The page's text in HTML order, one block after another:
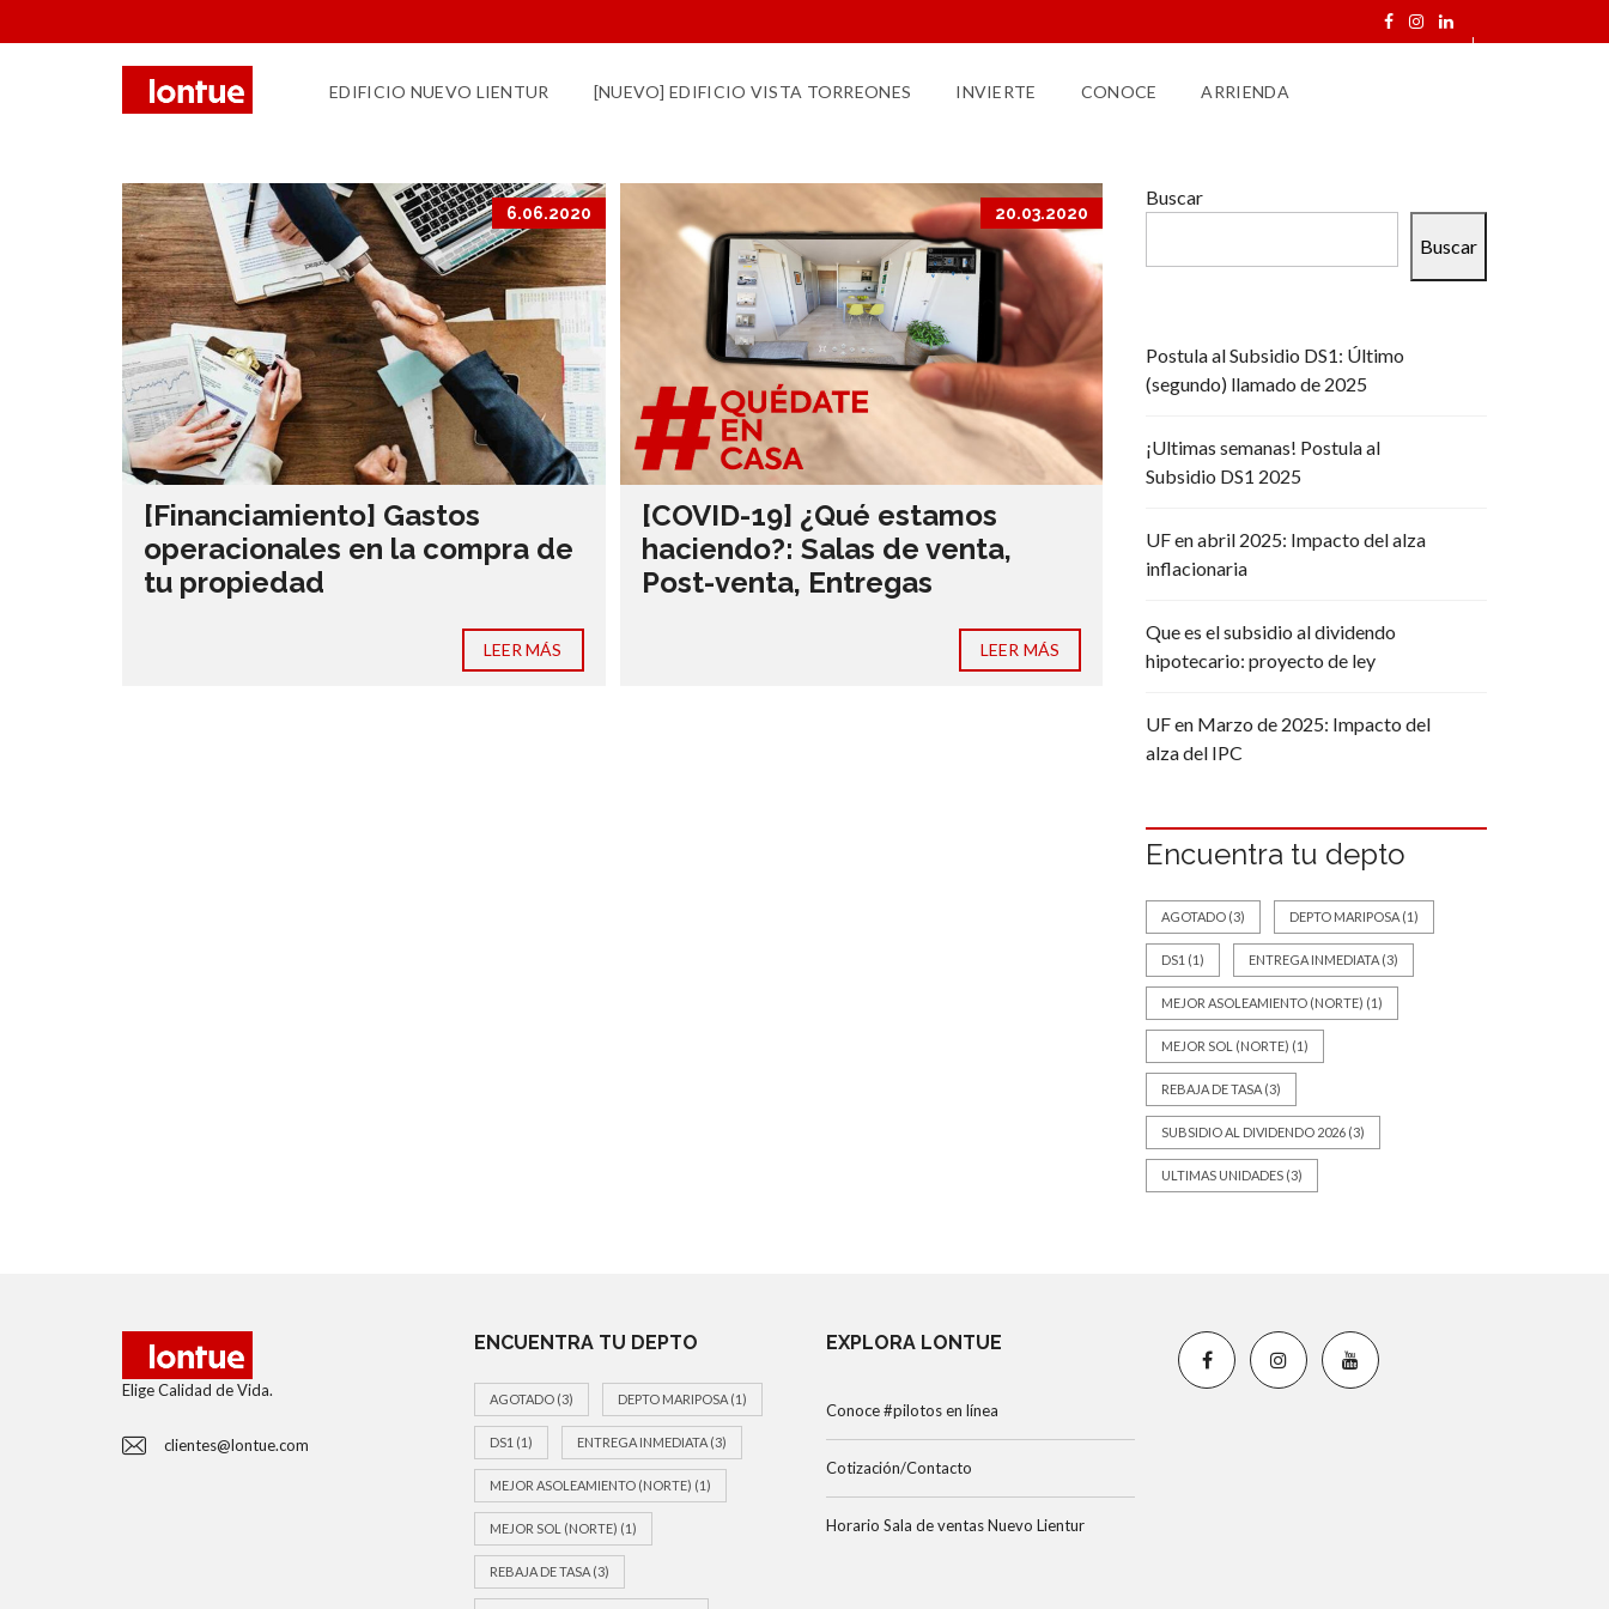
EDIFICIO NUEVO LIENTUR [NUEVO] EDIFICIO VISTA TORREONES INVIERTE CONOCE ARRIENDA
6.06.2020
[Financiamiento] Gastos
operacionales en la compra de
tu propiedad
LEER MÁS
20.03.2020
[COVID-19] ¿Qué estamos
haciendo?: Salas de venta,
Post-venta, Entregas
LEER MÁS
Buscar
Buscar
Postula al Subsidio DS1: Último
(segundo) llamado de 2025
¡Ultimas semanas! Postula al
Subsidio DS1 2025
UF en abril 2025: Impacto del alza
inflacionaria
Que es el subsidio al dividendo
hipotecario: proyecto de ley
UF en Marzo de 2025: Impacto del
alza del IPC
Encuentra tu depto
AGOTADO (3) DEPTO MARIPOSA (1)
DS1 (1) ENTREGA INMEDIATA (3)
MEJOR ASOLEAMIENTO (NORTE) (1)
MEJOR SOL (NORTE) (1)
REBAJA DE TASA (3)
SUBSIDIO AL DIVIDENDO 2026 (3)
ULTIMAS UNIDADES (3)
Elige Calidad de Vida.
clientes@lontue.com
ENCUENTRA TU DEPTO
AGOTADO (3) DEPTO MARIPOSA (1)
DS1 (1) ENTREGA INMEDIATA (3)
MEJOR ASOLEAMIENTO (NORTE) (1)
MEJOR SOL (NORTE) (1)
REBAJA DE TASA (3)
EXPLORA LONTUE
Conoce #pilotos en línea
Cotización/Contacto
Horario Sala de ventas Nuevo Lientur